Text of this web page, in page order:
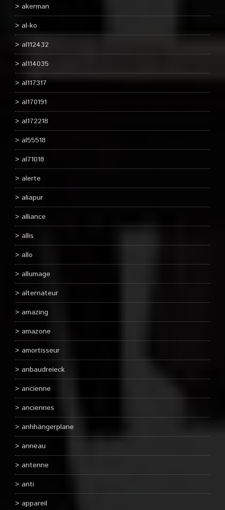
akerman
al-ko
al112432
al114035
al117317
al170191
al172218
al55518
al71018
alerte
aliapur
alliance
allis
allo
allumage
alternateur
amazing
amazone
amortisseur
anbaudreieck
ancienne
anciennes
anhhängerplane
anneau
antenne
anti
appareil